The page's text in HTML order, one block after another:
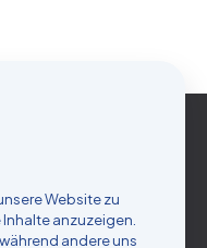
Website zu
anzuzeigen.
andere uns